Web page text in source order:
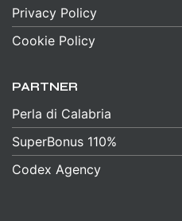
Privacy Policy
Cookie Policy
PARTNER
Perla di Calabria
SuperBonus 110%
Codex Agency